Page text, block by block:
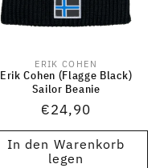
Anbieter:
ERIK COHEN
Erik Cohen (Flagge Black)
Sailor Beanie
Normaler
Preis
€24,90
In den Warenkorb
legen